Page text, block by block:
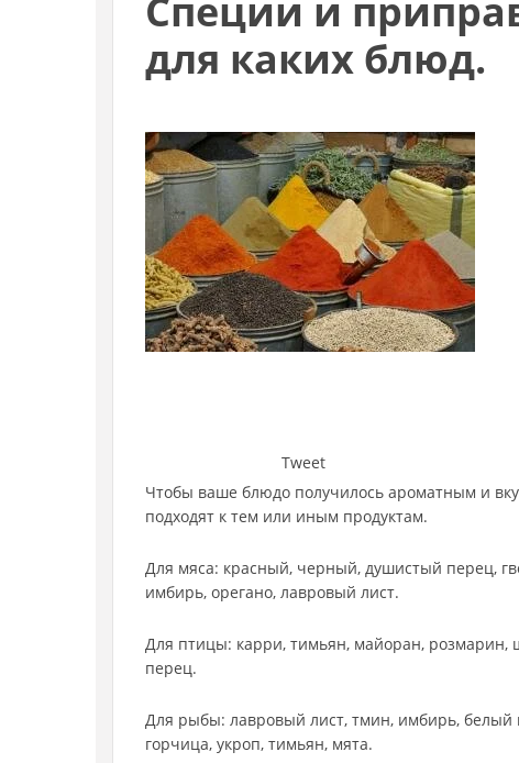
Специи и
для каких блюд.
Tweet
Чтобы ваше блюдо получилось ароматным и
подходят к тем или иным продуктам.
Для мяса: красный, черный, душистый перец,
имбирь, орегано, лавровый лист.
Для птицы: карри, тимьян, майоран,
перец.
Для рыбы: лавровый лист, тмин, имбирь, белый
горчица, укроп, тимьян, мята.